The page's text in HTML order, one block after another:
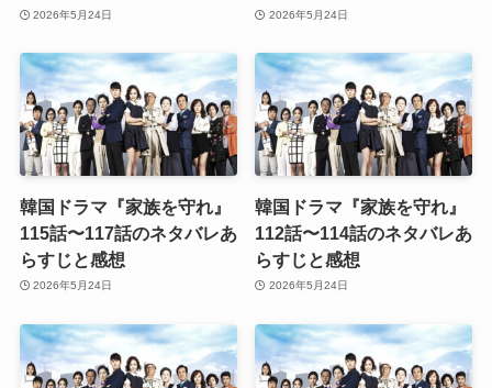
2026年5月24日 2026年5月24日
韓国ドラマ『家族を守れ』
115話〜117話のネタバレあ
らすじと感想
2026年5月24日
韓国ドラマ『家族を守れ』
112話〜114話のネタバレあ
らすじと感想
2026年5月24日